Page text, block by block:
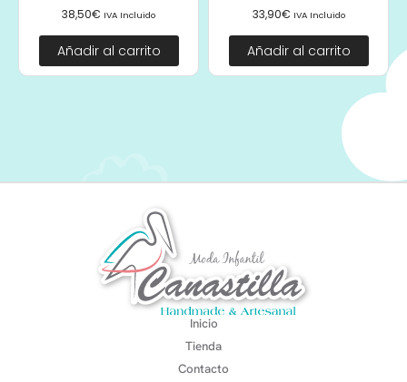
38,50€ IVA Incluido
Añadir al carrito
33,90€ IVA Incluido
Añadir al carrito
Inicio
Tienda
Contacto